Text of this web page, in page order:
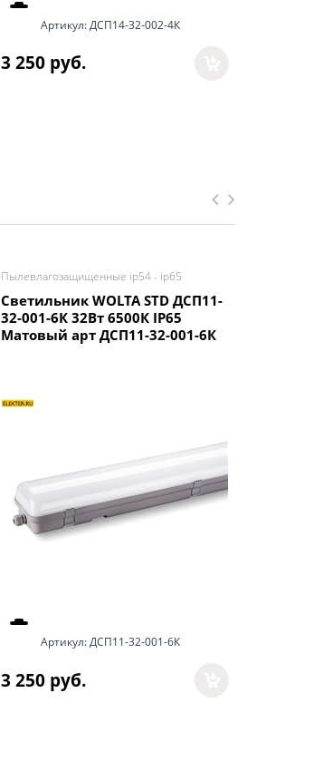
Артикул:ДСП14-32-002-4К
3 250 руб.
Пылевлагозащищенные ip54 - ip65
Светильник WOLTA STD ДСП11-
32-001-6К 32Вт 6500К IP65
Матовый арт ДСП11-32-001-6К
Артикул:ДСП11-32-001-6К
3 250 руб.